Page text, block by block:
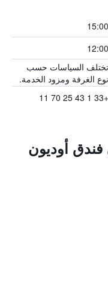
15:00
12:00
تختلف السياسات حسب
نوع الغرفة ومزود الخدمة.
+33 1 43 25 70 11
فندق أوديون